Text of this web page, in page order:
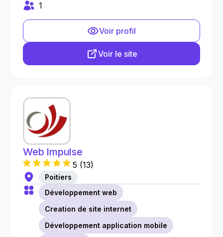
1
Voir profil
Voir le site
Web Impulse
5 (13)
Poitiers
Développement web
Creation de site internet
Développement application mobile